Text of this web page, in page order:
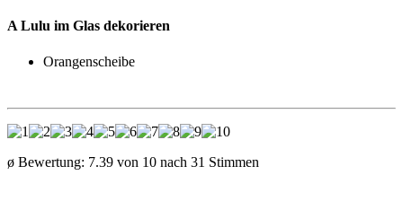
A Lulu im Glas dekorieren
Orangenscheibe
ø Bewertung: 7.39 von 10 nach 31 Stimmen